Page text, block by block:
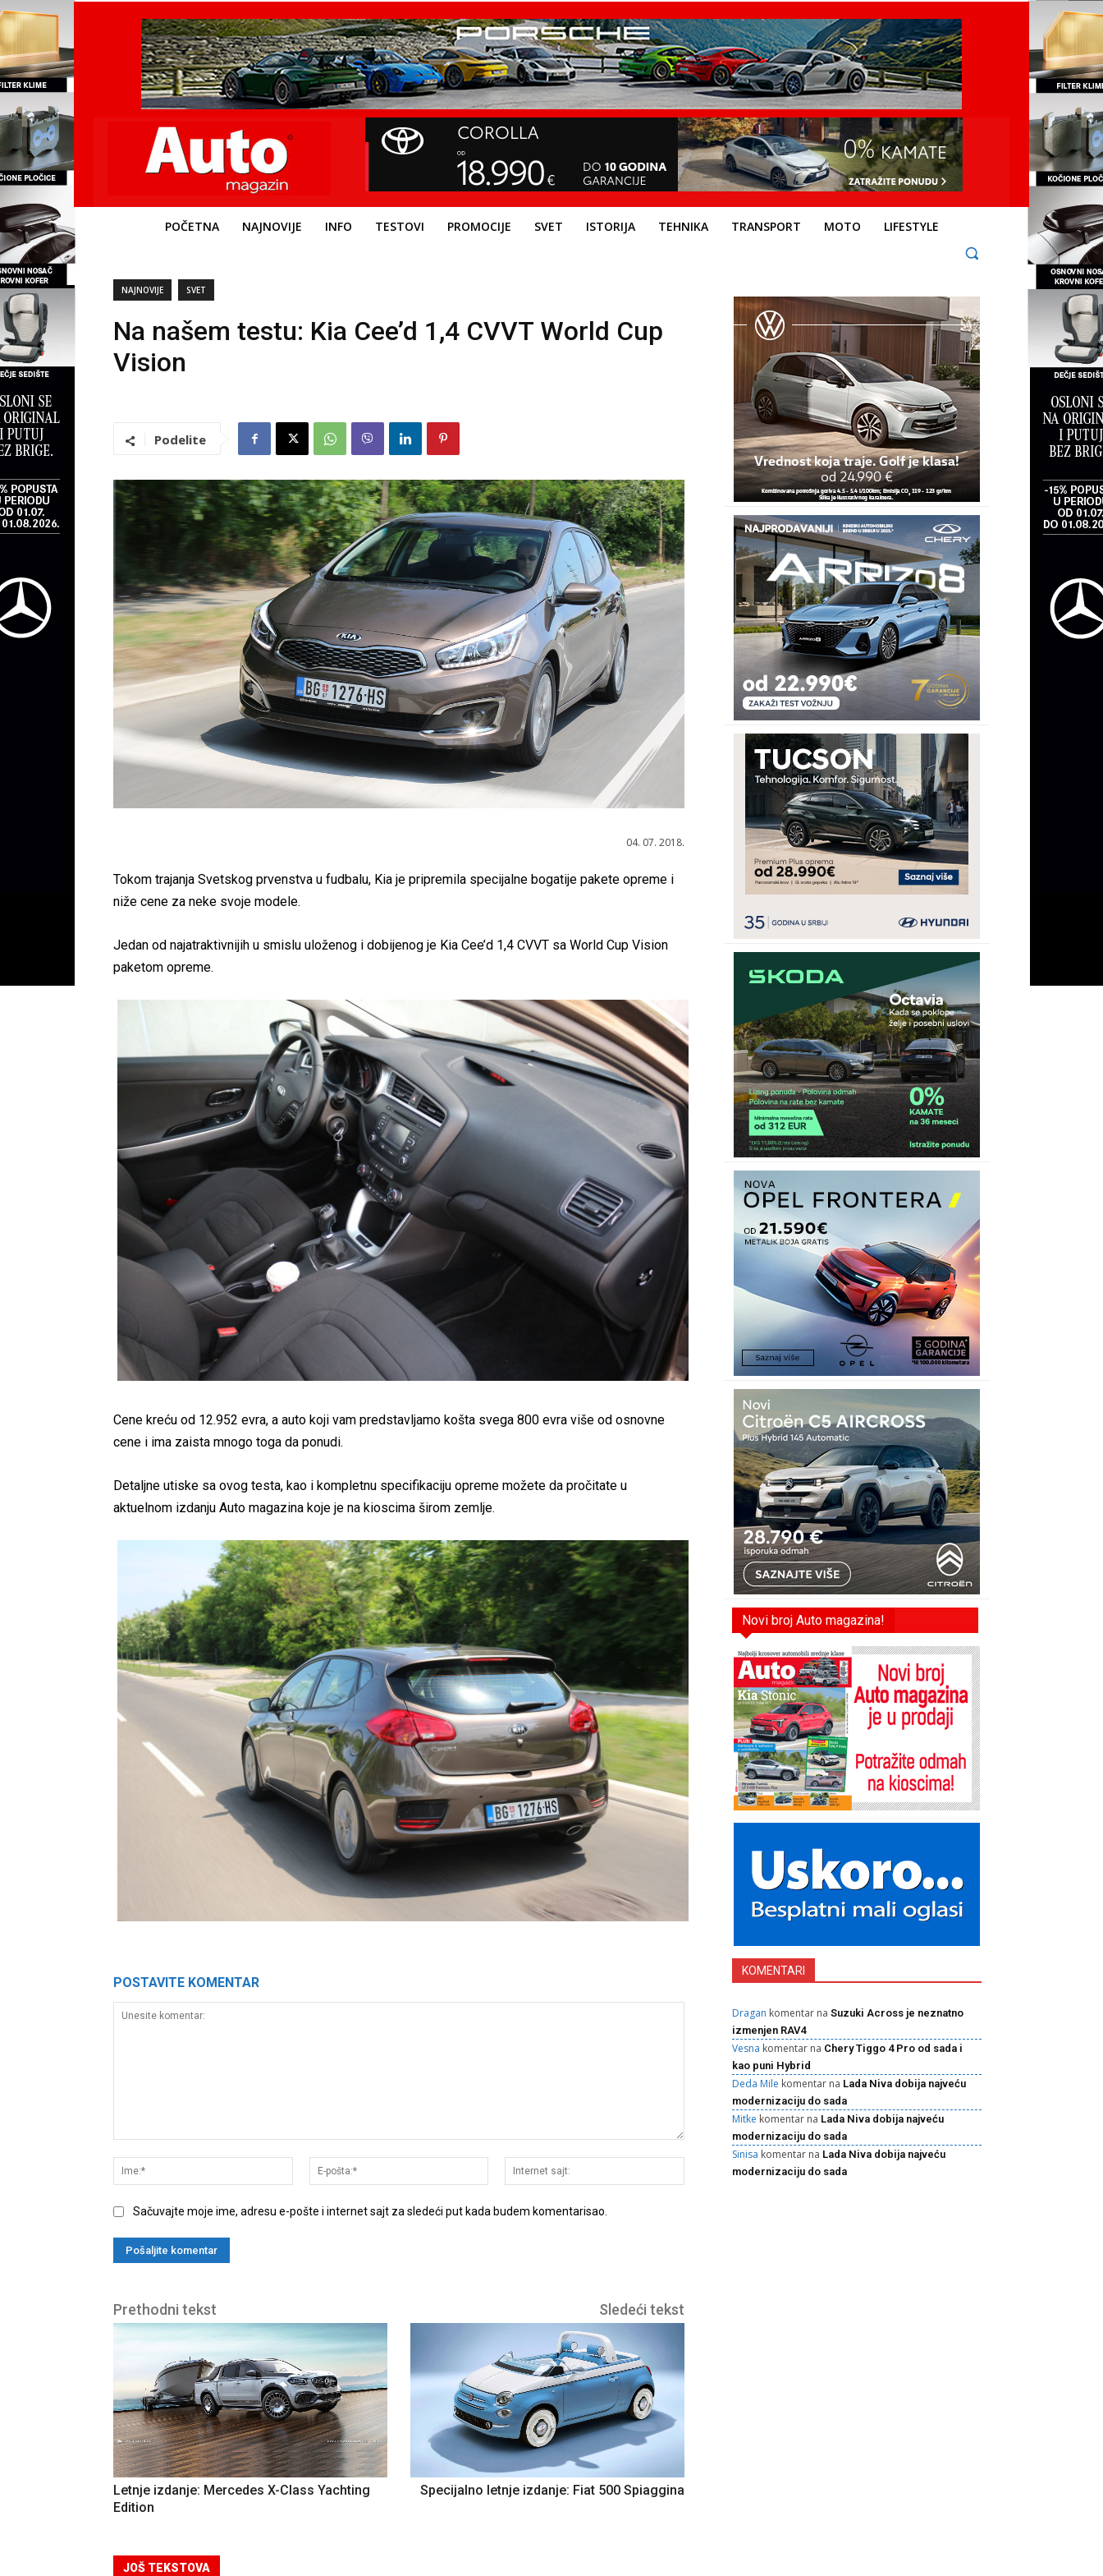
POČETNA NAJNOVIJE INFO TESTOVI PROMOCIJE SVET ISTORIJA TEHNIKA TRANSPORT MOTO LIFESTYLE
NAJNOVIJE SVET
Na našem testu: Kia Cee’d 1,4 CVVT World Cup
Vision
Podelite
04. 07. 2018.
Tokom trajanja Svetskog prvenstva u fudbalu, Kia je pripremila specijalne bogatije pakete opreme i
niže cene za neke svoje modele.
Jedan od najatraktivnijih u smislu uloženog i dobijenog je Kia Cee’d 1,4 CVVT sa World Cup Vision
paketom opreme.
Cene kreću od 12.952 evra, a auto koji vam predstavljamo košta svega 800 evra više od osnovne
cene i ima zaista mnogo toga da ponudi.
Detaljne utiske sa ovog testa, kao i kompletnu specifikaciju opreme možete da pročitate u
aktuelnom izdanju Auto magazina koje je na kioscima širom zemlje.
POSTAVITE KOMENTAR
komentar:
Ime:*
pošta:*
sajt:
Sačuvajte moje ime, adresu e-pošte i internet sajt za sledeći put kada budem komentarisao.
Prethodni tekst
Letnje izdanje: Mercedes X-Class Yachting
Edition
Sledeći tekst
Specijalno letnje izdanje: Fiat 500 Spiaggina
JOŠ TEKSTOVA
Novi broj Auto magazina!
KOMENTARI
Dragan komentar na Suzuki Across je neznatno
izmenjen RAV4
Vesna komentar na Chery Tiggo 4 Pro od sada i
kao puni Hybrid
Deda Mile komentar na Lada Niva dobija najveću
modernizaciju do sada
Mitke komentar na Lada Niva dobija najveću
modernizaciju do sada
Sinisa komentar na Lada Niva dobija najveću
modernizaciju do sada